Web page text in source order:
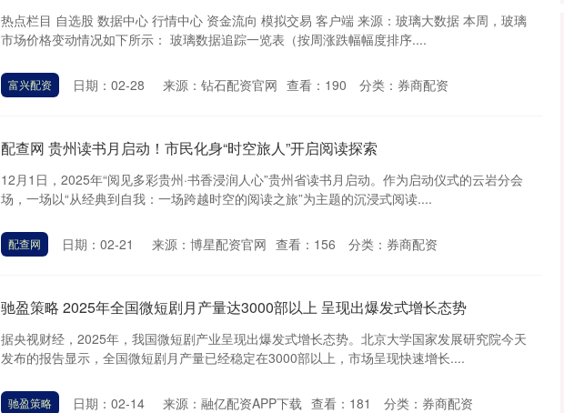
热点栏目 自选股 数据中心 行情中心 资金流向 模拟交易 客户端 来源：玻璃大数据 本周，玻璃
市场价格变动情况如下所示： 玻璃数据追踪一览表（按周涨跌幅幅度排序....
富兴配资 日期：02-28 来源：钻石配资官网 查看： 190 分类： 券商配资
配查网 贵州读书月启动！市民化身“时空旅人”开启阅读探索
12月1日，2025年“阅见多彩贵州·书香浸润人心”贵州省读书月启动。作为启动仪式的云岩分会
场，一场以“从经典到自我：一场跨越时空的阅读之旅”为主题的沉浸式阅读....
配查网 日期：02-21 来源：博星配资官网 查看： 156 分类： 券商配资
驰盈策略 2025年全国微短剧月产量达3000部以上 呈现出爆发式增长态势
据央视财经，2025年，我国微短剧产业呈现出爆发式增长态势。北京大学国家发展研究院今天
发布的报告显示，全国微短剧月产量已经稳定在3000部以上，市场呈现快速增长....
驰盈策略 日期：02-14 来源：融亿配资APP下载 查看： 181 分类： 券商配资